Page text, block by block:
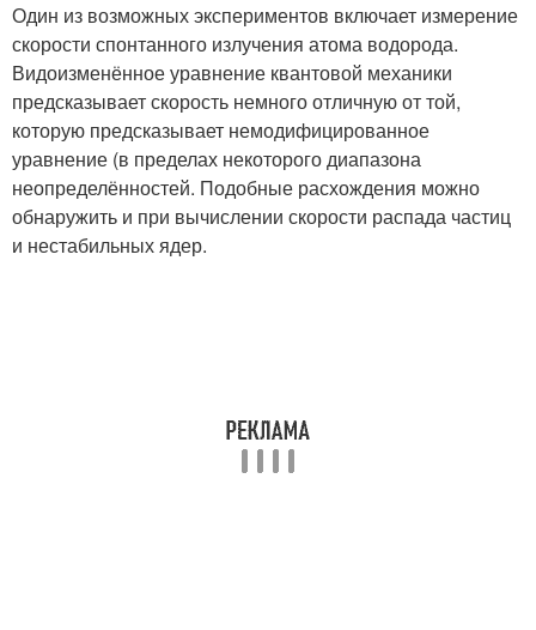
Один из возможных экспериментов включает измерение
скорости спонтанного излучения атома водорода.
Видоизменённое уравнение квантовой механики
предсказывает скорость немного отличную от той,
которую предсказывает немодифицированное
уравнение (в пределах некоторого диапазона
неопределённостей. Подобные расхождения можно
обнаружить и при вычислении скорости распада частиц
и нестабильных ядер.